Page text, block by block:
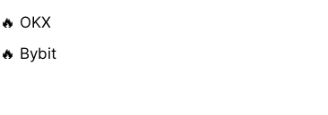
🔥 OKX
🔥 Bybit